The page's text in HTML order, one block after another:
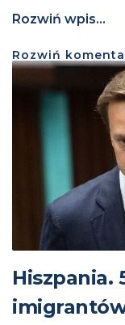
Rozwiń wpis...
Rozwiń
Hiszpania.